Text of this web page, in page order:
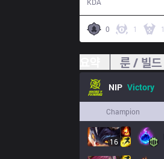
0 1 1
룬 / 빌드
NIP Victory
Champion
16